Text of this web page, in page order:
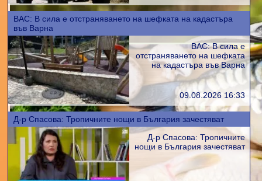
ВАС: В сила е отстраняването на шефката на кадастъра
във Варна
ВАС: В сила е
отстраняването на шефката
на кадастъра във Варна
09.08.2026 16:33
Д-р Спасова: Тропичните нощи в България зачестяват
Д-р Спасова: Тропичните
нощи в България зачестяват